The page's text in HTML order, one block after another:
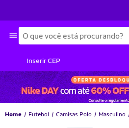
Busca
Inserir CEP
Home Futebol Camisas Polo Masculino
-52% OFF